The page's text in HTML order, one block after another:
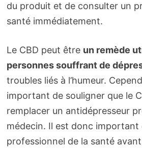
du produit et de consulter un
santé immédiatement.
Le CBD peut être un remède
personnes souffrant de
troubles liés à l’humeur.
important de souligner que le
remplacer un antidépresseur
médecin. Il est donc important
professionnel de la santé